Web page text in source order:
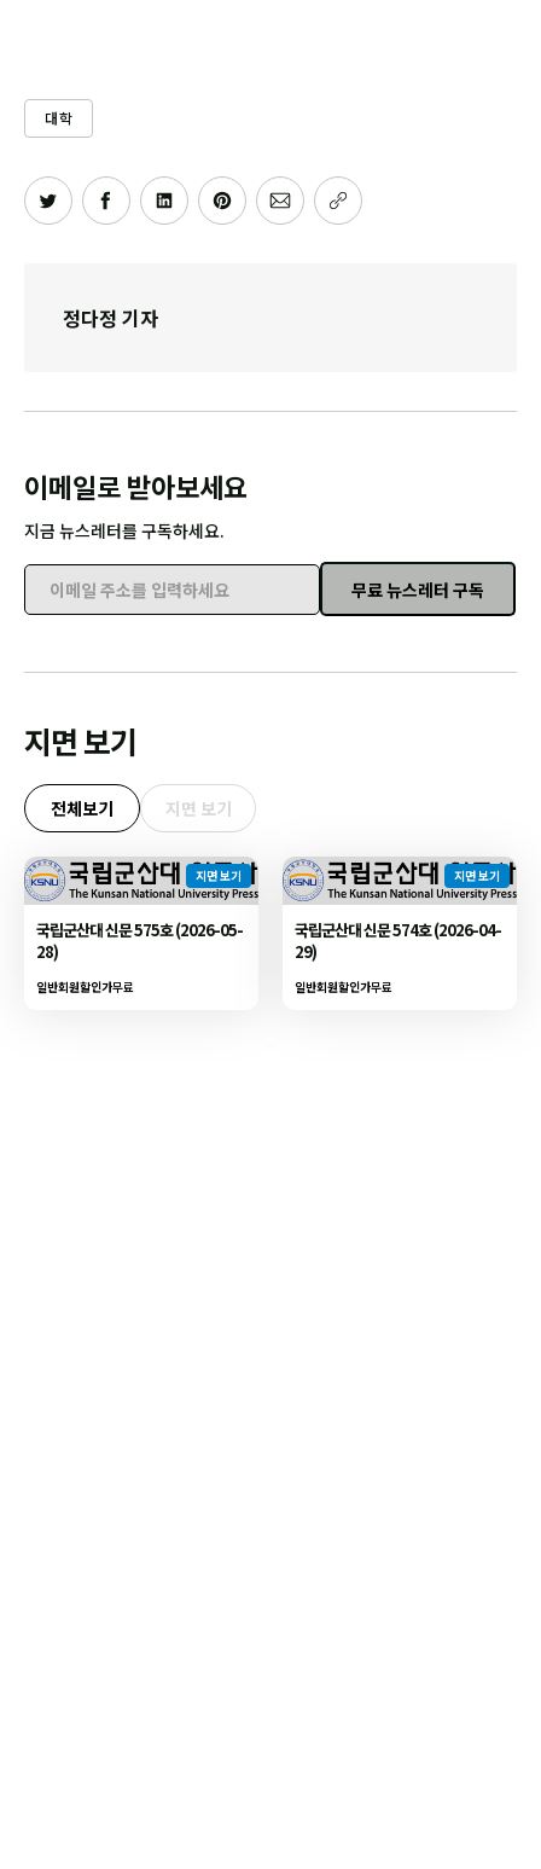
대학
정다정 기자
이메일로 받아보세요
지금 뉴스레터를 구독하세요.
이메일 주소를 입력하세요
무료 뉴스레터 구독
지면 보기
전체보기 지면 보기
지면 보기
국립군산대 신문 575호 (2026-05-
28)
일반회원할인가무료
지면 보기
국립군산대 신문 574호 (2026-04-
29)
일반회원할인가무료